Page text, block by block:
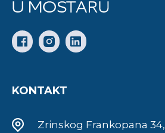
KONTAKT
Zrinskog Frankopana 34,